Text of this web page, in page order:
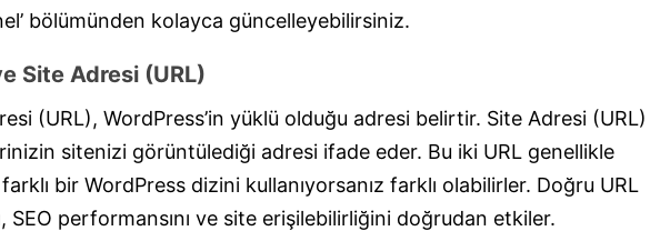
bölümünden kolayca güncelleyebilirsiniz.
Site Adresi (URL)
(URL), WordPress’in yüklü olduğu adresi belirtir. Site Adresi (URL)
sitenizi görüntülediği adresi ifade eder. Bu iki URL genellikle
farklı bir WordPress dizini kullanıyorsanız farklı olabilirler. Doğru URL
SEO performansını ve site erişilebilirliğini doğrudan etkiler.